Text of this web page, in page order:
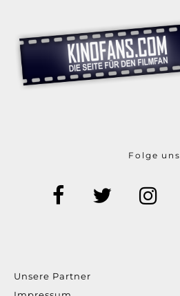
Folge uns
Unsere Partner